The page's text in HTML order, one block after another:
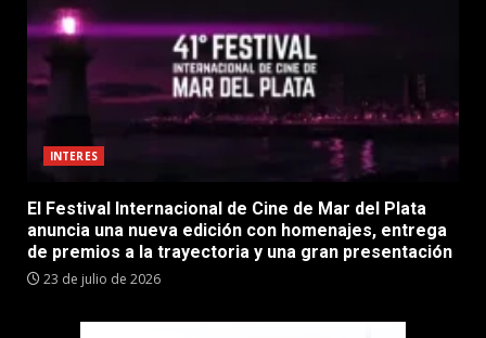
INTERES
El Festival Internacional de Cine de Mar del Plata
anuncia una nueva edición con homenajes, entrega
de premios a la trayectoria y una gran presentación
23 de julio de 2026